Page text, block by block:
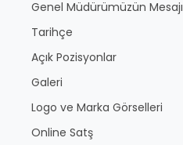
Genel Müdürümüzün Mesajı
Tarihçe
Açık Pozisyonlar
Galeri
Logo ve Marka Görselleri
Online Satş